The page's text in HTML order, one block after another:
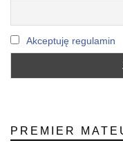
Akceptuję regulamin
PREMIER